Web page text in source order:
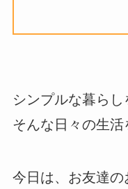
シンプルな暮らし
そんな日々の生活
今日は、お友達の